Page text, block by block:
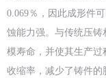
0.069％，因此成形件
蚀能力强。与传统压
模寿命，并使其生产
收缩率，减少了铸件